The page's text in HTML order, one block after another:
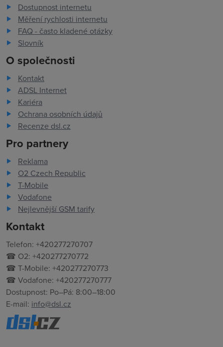
Dostupnost internetu
Měření rychlosti internetu
FAQ - často kladené otázky
Slovník
O společnosti
Kontakt
ADSL Internet
Kariéra
Ochrana osobních údajů
Recenze dsl.cz
Pro partnery
Reklama
O2 Czech Republic
T-Mobile
Vodafone
Nejlevnější GSM tarify
Kontakt
Telefon: +420277270707
☎ O2: +420277270772
☎ T-Mobile: +420277270773
☎ Vodafone: +420277270777
Dostupnost: Po–Pá: 8:00–18:00
E-mail: info@dsl.cz